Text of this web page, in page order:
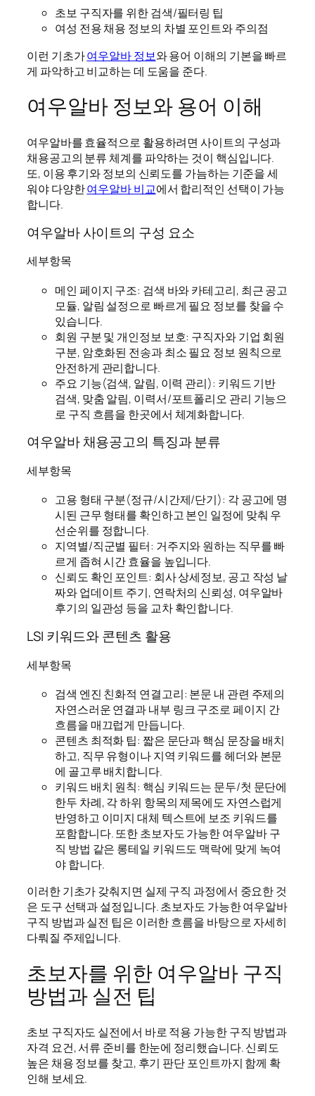
초보 구직자를 위한 검색/필터링 팁
여성 전용 채용 정보의 차별 포인트와 주의점
이런 기초가여우알바 정보와 용어 이해의 기본을 빠르
게 파악하고 비교하는 데 도움을 준다.
여우알바 정보와 용어 이해
여우알바를 효율적으로 활용하려면 사이트의 구성과
채용공고의 분류 체계를 파악하는 것이 핵심입니다.
또, 이용 후기와 정보의 신뢰도를 가늠하는 기준을 세
워야 다양한여우알바 비교에서 합리적인 선택이 가능
합니다.
여우알바 사이트의 구성 요소
세부항목
메인 페이지 구조: 검색 바와 카테고리, 최근 공고
모듈, 알림 설정으로 빠르게 필요 정보를 찾을 수
있습니다.
회원 구분 및 개인정보 보호: 구직자와 기업 회원
구분, 암호화된 전송과 최소 필요 정보 원칙으로
안전하게 관리합니다.
주요 기능(검색, 알림, 이력 관리): 키워드 기반
검색, 맞춤 알림, 이력서/포트폴리오 관리 기능으
로 구직 흐름을 한곳에서 체계화합니다.
여우알바 채용공고의 특징과 분류
세부항목
고용 형태 구분(정규/시간제/단기): 각 공고에 명
시된 근무 형태를 확인하고 본인 일정에 맞춰 우
선순위를 정합니다.
지역별/직군별 필터: 거주지와 원하는 직무를 빠
르게 좁혀 시간 효율을 높입니다.
신뢰도 확인 포인트: 회사 상세정보, 공고 작성 날
짜와 업데이트 주기, 연락처의 신뢰성, 여우알바
후기의 일관성 등을 교차 확인합니다.
LSI 키워드와 콘텐츠 활용
세부항목
검색 엔진 친화적 연결고리: 본문 내 관련 주제의
자연스러운 연결과 내부 링크 구조로 페이지 간
흐름을 매끄럽게 만듭니다.
콘텐츠 최적화 팁: 짧은 문단과 핵심 문장을 배치
하고, 직무 유형이나 지역 키워드를 헤더와 본문
에 골고루 배치합니다.
키워드 배치 원칙: 핵심 키워드는 문두/첫 문단에
한두 차례, 각 하위 항목의 제목에도 자연스럽게
반영하고 이미지 대체 텍스트에 보조 키워드를
포함합니다. 또한 초보자도 가능한 여우알바 구
직 방법 같은 롱테일 키워드도 맥락에 맞게 녹여
야 합니다.
이러한 기초가 갖춰지면 실제 구직 과정에서 중요한 것
은 도구 선택과 설정입니다. 초보자도 가능한 여우알바
구직 방법과 실전 팁은 이러한 흐름을 바탕으로 자세히
다뤄질 주제입니다.
초보자를 위한 여우알바 구직
방법과 실전 팁
초보 구직자도 실전에서 바로 적용 가능한 구직 방법과
자격 요건, 서류 준비를 한눈에 정리했습니다. 신뢰도
높은 채용 정보를 찾고, 후기 판단 포인트까지 함께 확
인해 보세요.